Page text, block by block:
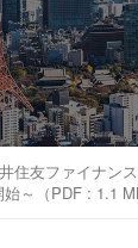
住友ファイナン
～（PDF : 1.1